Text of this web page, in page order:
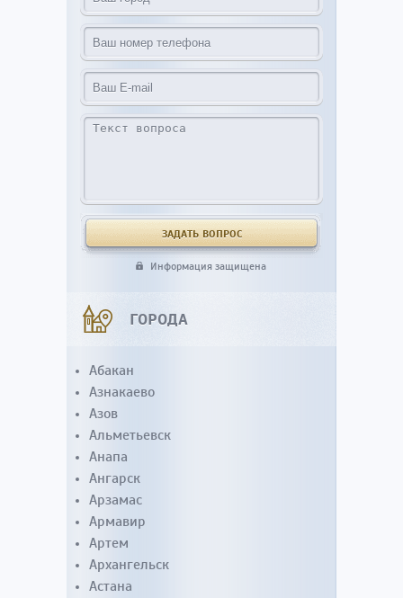
Информация защищена
ГОРОДА
Абакан
Азнакаево
Азов
Альметьевск
Анапа
Ангарск
Арзамас
Армавир
Артем
Архангельск
Астана